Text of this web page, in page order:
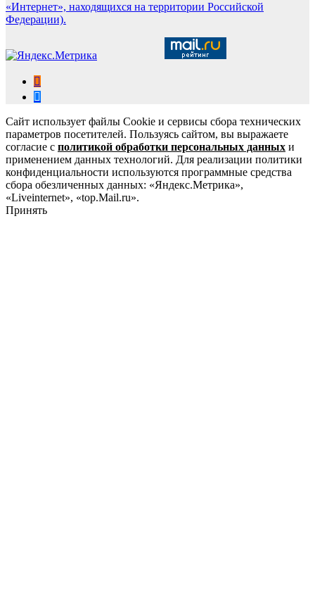
«Интернет», находящихся на территории Российской
Федерации).
Сайт использует файлы Cookie и сервисы сбора технических
параметров посетителей. Пользуясь сайтом, вы выражаете
согласие с политикой обработки персональных данных и
применением данных технологий. Для реализации политики
конфиденциальности используются программные средства
сбора обезличенных данных: «Яндекс.Метрика»,
«Liveinternet», «top.Mail.ru».
Принять